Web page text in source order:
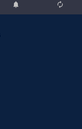
 